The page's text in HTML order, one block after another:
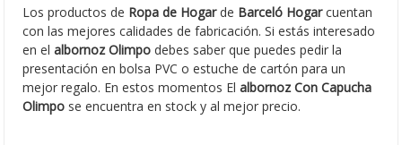
Los productos de Ropa de Hogarde Barceló Hogarcuentan
con las mejores calidades de fabricación. Si estás interesado
en elalbornoz Olimpo debes saber que puedes pedir la
presentación en bolsa PVC o estuche de cartón para un
mejor regalo. En estos momentos Elalbornoz Con Capucha
Olimpo se encuentra en stock y al mejor precio.